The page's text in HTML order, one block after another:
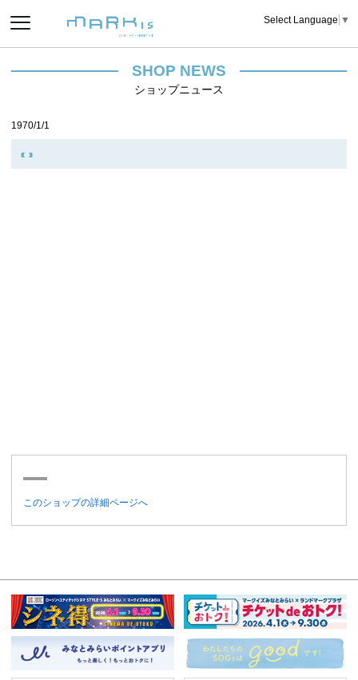
Select Language ▼
SHOP NEWS
ショップニュース
1970/1/1
このショップの詳細ページへ